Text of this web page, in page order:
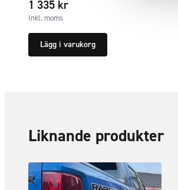
1 335 kr
Inkl. moms
Lägg i varukorg
Liknande produkter